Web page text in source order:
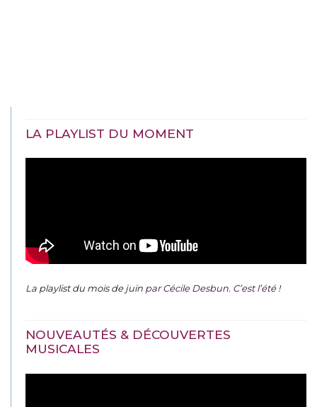
LA PLAYLIST DU MOMENT
La playlist du mois de juin par Cécile Desbun. C’est l’été !
NOUVEAUTÉS & DÉCOUVERTES
MUSICALES